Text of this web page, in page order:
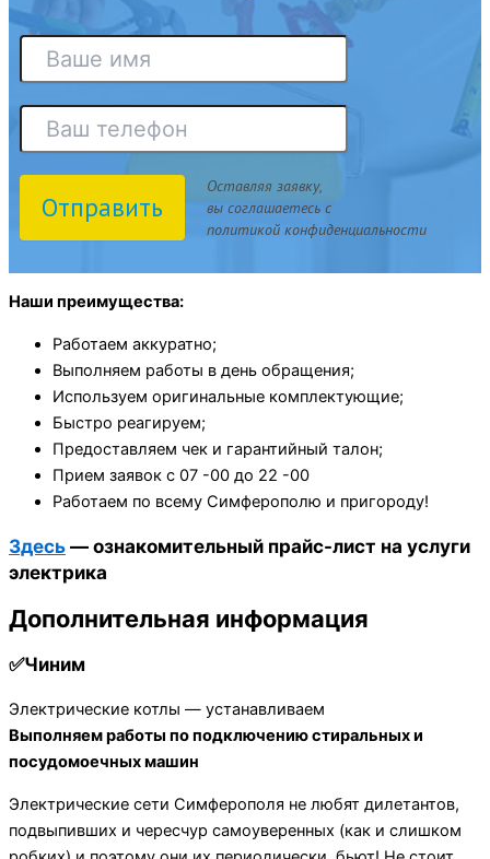
Отправить
Оставляя заявку,
вы соглашаетесь с
политикой конфиденциальности
Наши преимущества:
Работаем аккуратно;
Выполняем работы в день обращения;
Используем оригинальные комплектующие;
Быстро реагируем;
Предоставляем чек и гарантийный талон;
Прием заявок с 07 -00 до 22 -00
Работаем по всему Симферополю и пригороду!
Здесь— ознакомительный прайс-лист на услуги
электрика
Дополнительная информация
✅Чиним
Электрические котлы — устанавливаем
Выполняем работы по подключению стиральных и
посудомоечных машин
Электрические сети Симферополя не любят дилетантов,
подвыпивших и чересчур самоуверенных (как и слишком